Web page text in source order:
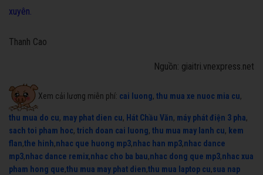
xuyên.
Thanh Cao
Nguồn: giaitri.vnexpress.net
Xem cải lương miễn phí: cai luong, thu mua xe nuoc mia cu,
thu mua do cu, may phat dien cu, Hát Chầu Văn, máy phát điện 3 pha,
sach toi pham hoc, trich doan cai luong, thu mua may lanh cu, kem
flan,the hinh,nhac que huong mp3,nhac han mp3,nhac dance
mp3,nhac dance remix,nhac cho ba bau,nhac dong que mp3,nhac xua
pham hong que,thu mua may phat dien,thu mua laptop cu,sua nap